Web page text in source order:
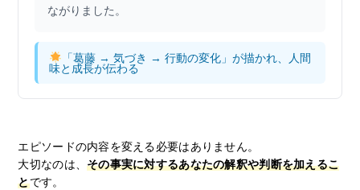
ながりました。
「葛藤 → 気づき → 行動の変化」が描かれ、人間
味と成長が伝わる
エピソードの内容を変える必要はありません。
大切なのは、その事実に対するあなたの解釈や判断を加えるこ
とです。